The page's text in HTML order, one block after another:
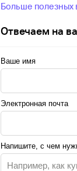
Больше полезных
Отвечаем на
Ваше имя
Электронная почта
Напишите, с чем